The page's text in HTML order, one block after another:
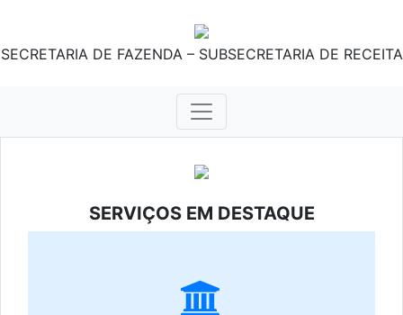
SECRETARIA DE FAZENDA – SUBSECRETARIA DE RECEITA
SERVIÇOS EM DESTAQUE